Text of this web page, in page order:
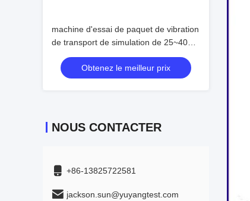
machine d'essai de paquet de vibration
de transport de simulation de 25~40
km/h
Obtenez le meilleur prix
NOUS CONTACTER
+86-13825722581
jackson.sun@yuyangtest.com